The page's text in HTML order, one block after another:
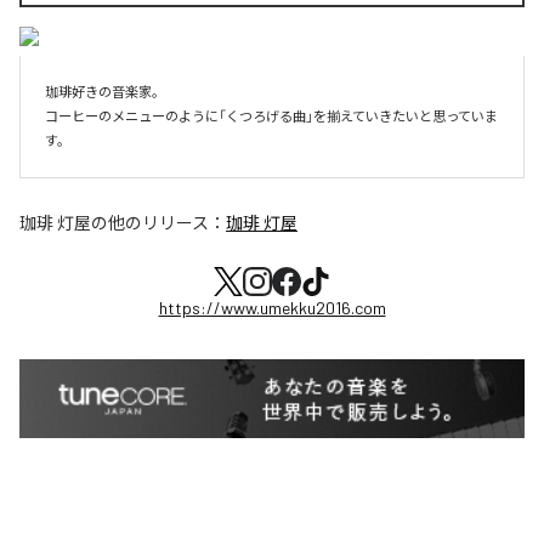
珈琲好きの音楽家。
コーヒーのメニューのように「くつろげる曲」を揃えていきたいと思っていま
珈琲 灯屋の他のリリース： 珈琲 灯屋
https://www.umekku2016.com